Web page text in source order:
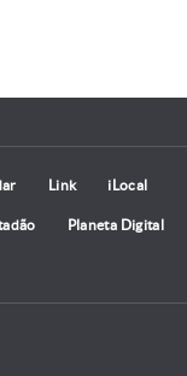
Link iLocal
Planeta Digital